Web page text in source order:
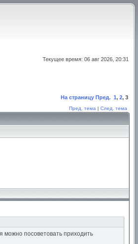
Текущее время: 06 авг 2026, 20:31
На страницу Пред. 1, 2, 3
Пред. тема | След. тема
можно посоветовать приходить